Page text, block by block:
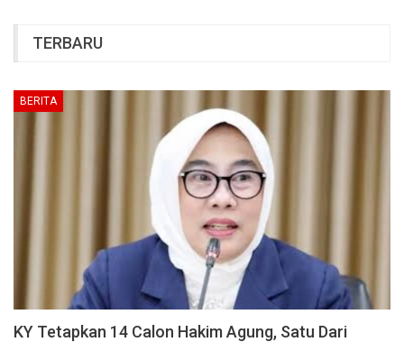
TERBARU
BERITA
KY Tetapkan 14 Calon Hakim Agung, Satu Dari